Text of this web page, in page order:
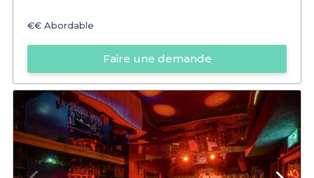
€€ Abordable
Faire une demande